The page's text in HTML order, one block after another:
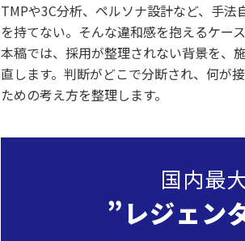
TMPや3C分析、ペルソナ設計など、手
を持てない。そんな違和感を抱えるケー
本稿では、採用が整理されない背景を、
直します。判断がどこで分断され、何が
ための考え方を整理します。
国内最
”レジェン